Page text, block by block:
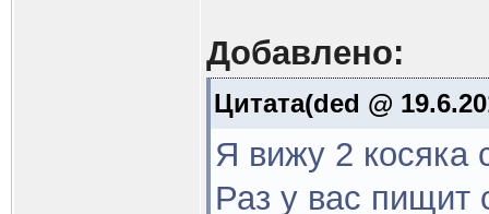
Добавлено:
Цитата(ded @
Я вижу 2 косяка
Раз у вас пищит